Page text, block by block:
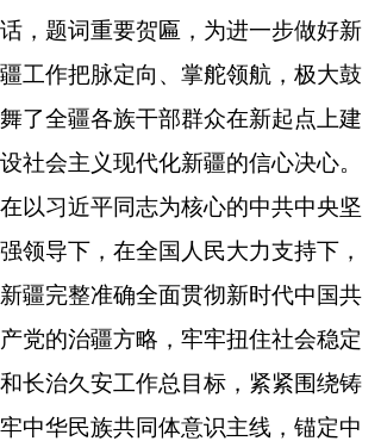
话，题词重要贺匾，为进一步做好新
疆工作把脉定向、掌舵领航，极大鼓
舞了全疆各族干部群众在新起点上建
设社会主义现代化新疆的信心决心。
在以习近平同志为核心的中共中央坚
强领导下，在全国人民大力支持下，
新疆完整准确全面贯彻新时代中国共
产党的治疆方略，牢牢扭住社会稳定
和长治久安工作总目标，紧紧围绕铸
牢中华民族共同体意识主线，锚定中